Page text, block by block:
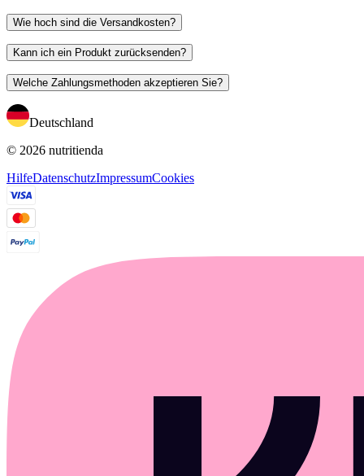
Wie hoch sind die Versandkosten?
Kann ich ein Produkt zurücksenden?
Welche Zahlungsmethoden akzeptieren Sie?
Deutschland
© 2026 nutritienda
HilfeDatenschutzImpressumCookies